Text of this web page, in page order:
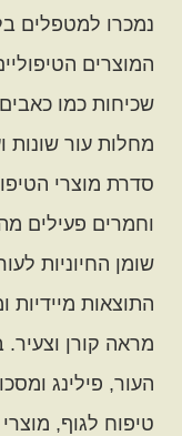
נמכרו למטפלים
המוצרים
שכיחות כמו
מחלות עור שונות
סדרת מוצרי
וחמרים פעילים
שומן החיוניות
התוצאות
מראה קורן
העור, פילינג
טיפוח לגוף,